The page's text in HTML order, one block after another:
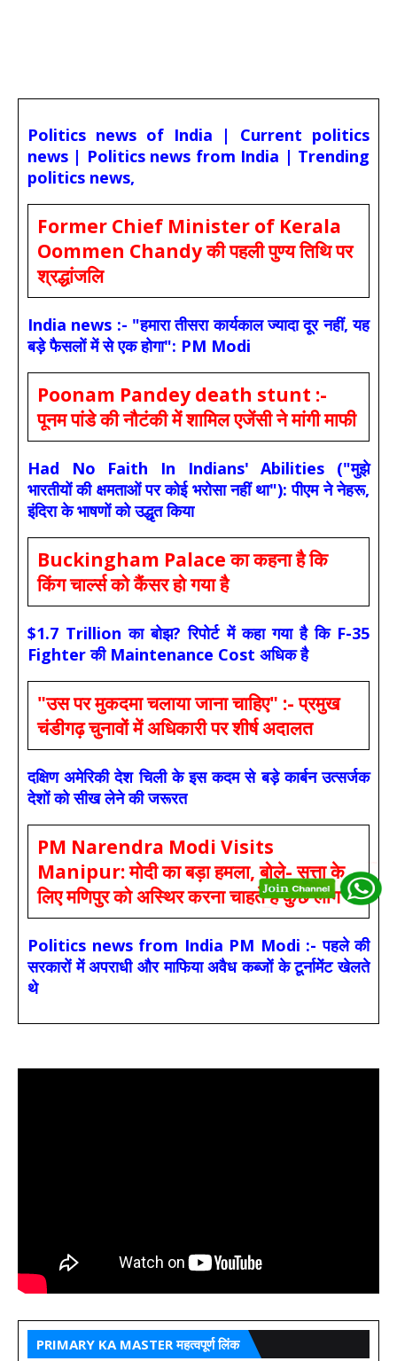
Politics news of India | Current politics
news | Politics news from India | Trending
politics news,
Former Chief Minister of Kerala
Oommen Chandy की पहली पुण्य तिथि पर
श्रद्धांजलि
India news :- "हमारा तीसरा कार्यकाल ज्यादा दूर नहीं, यह
बड़े फैसलों में से एक होगा": PM Modi
Poonam Pandey death stunt :-
पूनम पांडे की नौटंकी में शामिल एजेंसी ने मांगी माफी
Had No Faith In Indians' Abilities ("मुझे
भारतीयों की क्षमताओं पर कोई भरोसा नहीं था"): पीएम ने नेहरू,
इंदिरा के भाषणों को उद्धृत किया
Buckingham Palace का कहना है कि
किंग चार्ल्स को कैंसर हो गया है
$1.7 Trillion का बोझ? रिपोर्ट में कहा गया है कि F-35
Fighter की Maintenance Cost अधिक है
"उस पर मुकदमा चलाया जाना चाहिए" :- प्रमुख
चंडीगढ़ चुनावों में अधिकारी पर शीर्ष अदालत
दक्षिण अमेरिकी देश चिली के इस कदम से बड़े कार्बन उत्सर्जक
देशों को सीख लेने की जरूरत
PM Narendra Modi Visits
Manipur: मोदी का बड़ा हमला, बोले- सत्ता के
लिए मणिपुर को अस्थिर करना चाहते हैं कुछ लोग
Politics news from India PM Modi :- पहले की
सरकारों में अपराधी और माफिया अवैध कब्जों के टूर्नामेंट खेलते
थे
PRIMARY KA MASTER महत्वपूर्ण लिंक